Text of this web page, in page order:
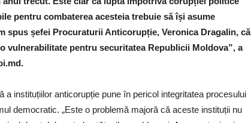
pentru combaterea acesteia trebuie să își asume
spus șefei Procuraturii Anticorupție, Veronica Dragalin, că
vulnerabilitate pentru securitatea Republicii Moldova”, a
a instituțiilor anticorupție pune în pericol integritatea procesului
democratic. „Este o problemă majoră că aceste instituții nu